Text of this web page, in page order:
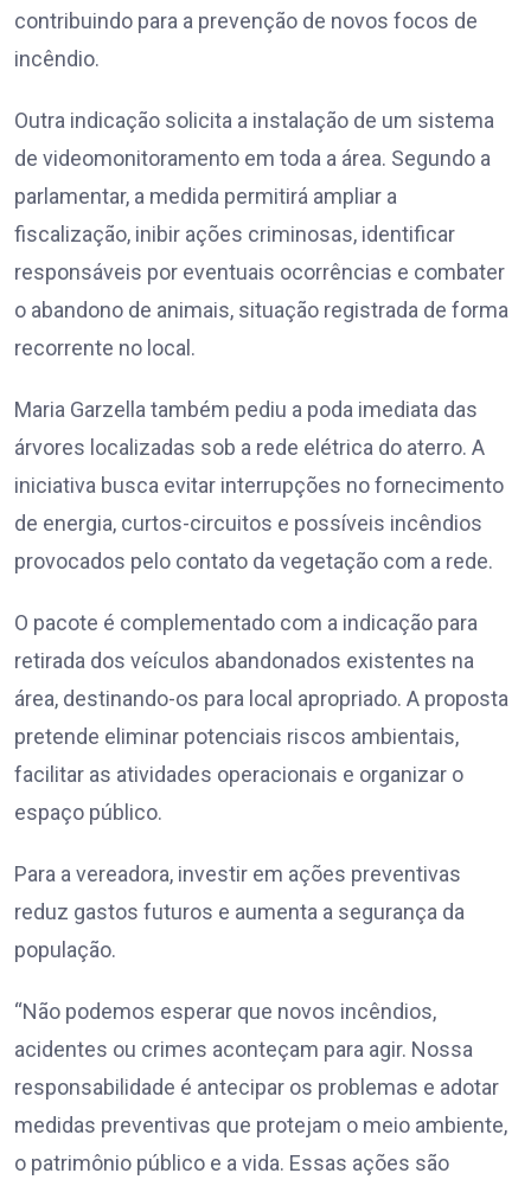
contribuindo para a prevenção de novos focos de
incêndio.
Outra indicação solicita a instalação de um sistema
de videomonitoramento em toda a área. Segundo a
parlamentar, a medida permitirá ampliar a
fiscalização, inibir ações criminosas, identificar
responsáveis por eventuais ocorrências e combater
o abandono de animais, situação registrada de forma
recorrente no local.
Maria Garzella também pediu a poda imediata das
árvores localizadas sob a rede elétrica do aterro. A
iniciativa busca evitar interrupções no fornecimento
de energia, curtos-circuitos e possíveis incêndios
provocados pelo contato da vegetação com a rede.
O pacote é complementado com a indicação para
retirada dos veículos abandonados existentes na
área, destinando-os para local apropriado. A proposta
pretende eliminar potenciais riscos ambientais,
facilitar as atividades operacionais e organizar o
espaço público.
Para a vereadora, investir em ações preventivas
reduz gastos futuros e aumenta a segurança da
população.
“Não podemos esperar que novos incêndios,
acidentes ou crimes aconteçam para agir. Nossa
responsabilidade é antecipar os problemas e adotar
medidas preventivas que protejam o meio ambiente,
o patrimônio público e a vida. Essas ações são